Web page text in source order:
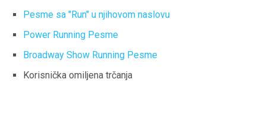
Pesme sa "Run" u njihovom naslovu
Power Running Pesme
Broadway Show Running Pesme
Korisnička omiljena trčanja